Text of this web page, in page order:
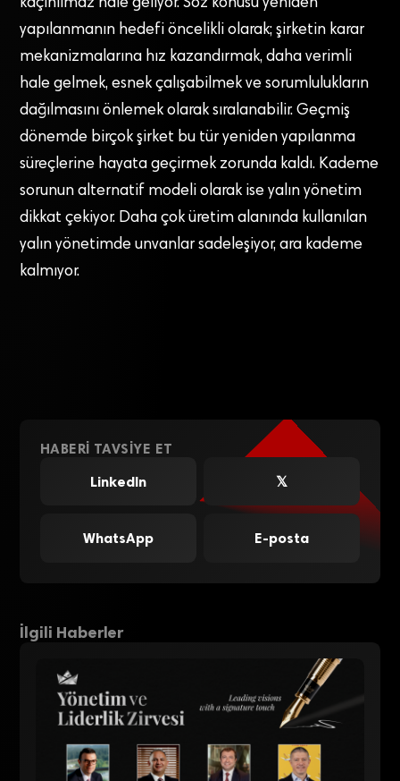
kaçınılmaz hale geliyor. Söz konusu yeniden
yapılanmanın hedefi öncelikli olarak; şirketin karar
mekanizmalarına hız kazandırmak, daha verimli
hale gelmek, esnek çalışabilmek ve sorumlulukların
dağılmasını önlemek olarak sıralanabilir. Geçmiş
dönemde birçok şirket bu tür yeniden yapılanma
süreçlerine hayata geçirmek zorunda kaldı. Kademe
sorunun alternatif modeli olarak ise yalın yönetim
dikkat çekiyor. Daha çok üretim alanında kullanılan
yalın yönetimde unvanlar sadeleşiyor, ara kademe
kalmıyor.
HABERI TAVSIYE ET
LinkedIn
𝕏
WhatsApp E-posta
İlgili Haberler